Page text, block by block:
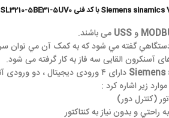
Siemens sinamicsبا کد فنی 6SL3210-5BE31-5UV0
وUSS می باشند.
گفته مي شود که به کمک آن مي توان
آسنکرون القایی سه فاز به کار گرفته می شود.
دارای ۴ ورودی دیجیتال ، دو ورودی آنالوگ ، یک خروجی ترانزیستوری دیجیتال،یک خروجی رله ای ، یک خروجی آنالوگ، و یک پورت سریال
زير اشاره کرد :
(کنترل دور)
و بدون نياز به کنتاکتور